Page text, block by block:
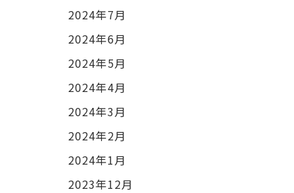
2024年7月
2024年6月
2024年5月
2024年4月
2024年3月
2024年2月
2024年1月
2023年12月